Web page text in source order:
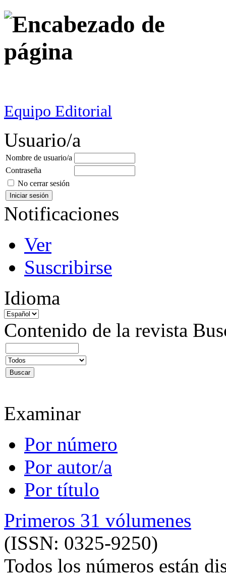
Equipo Editorial
Usuario/a
Nombre de usuario/a
Contraseña
No cerrar sesión
Notificaciones
Ver
Suscribirse
Idioma
Contenido de la revista
Examinar
Por número
Por autor/a
Por título
Primeros 31 vólumenes
(ISSN: 0325-9250)
Todos los números están